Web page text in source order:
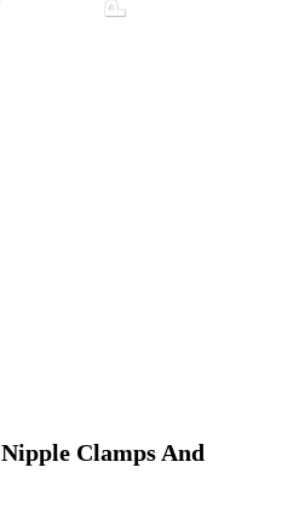
Clamps And